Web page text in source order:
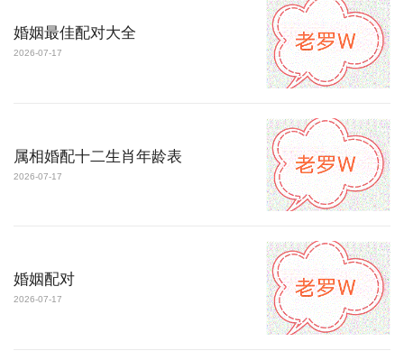
婚姻最佳配对大全
2026-07-17
属相婚配十二生肖年龄表
2026-07-17
婚姻配对
2026-07-17